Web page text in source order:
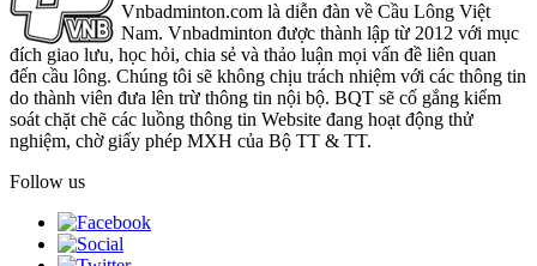
Vnbadminton.com là diễn đàn về Cầu Lông Việt
Nam. Vnbadminton được thành lập từ 2012 với mục
đích giao lưu, học hỏi, chia sẻ và thảo luận mọi vấn đề liên quan
đến cầu lông. Chúng tôi sẽ không chịu trách nhiệm với các thông tin
do thành viên đưa lên trừ thông tin nội bộ. BQT sẽ cố gắng kiểm
soát chặt chẽ các luồng thông tin Website đang hoạt động thử
nghiệm, chờ giấy phép MXH của Bộ TT & TT.
Follow us